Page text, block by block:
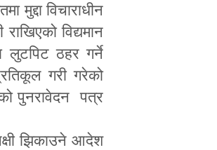
मुद्दा विचाराधीन
विद्यमान
लुटपिट ठहर गर्ने
गरी गरेको
पुनरावेदन पत्र
झिकाउने आदेश